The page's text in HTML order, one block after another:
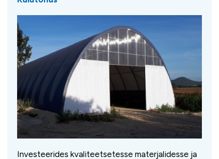
Investeerides kvaliteetsetesse materjalidesse ja